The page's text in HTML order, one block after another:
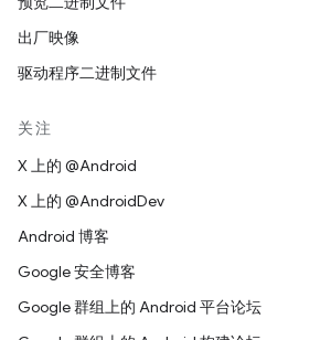
出厂映像
驱动程序二进制文件
关注
X 上的 @Android
X 上的 @AndroidDev
Android 博客
Google 安全博客
Google 群组上的 Android 平台论坛